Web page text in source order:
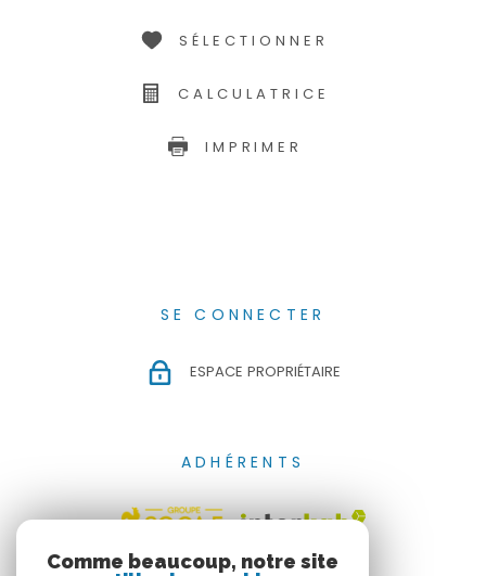
SÉLECTIONNER
CALCULATRICE
IMPRIMER
SE CONNECTER
ESPACE PROPRIÉTAIRE
ADHÉRENTS
Comme beaucoup, notre site